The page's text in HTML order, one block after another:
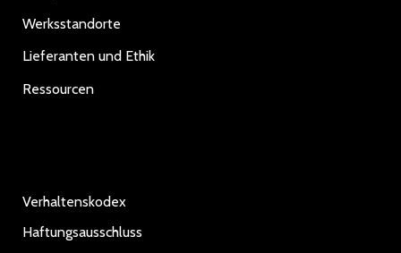
Werksstandorte
Lieferanten und Ethik
Ressourcen
Verhaltenskodex
Haftungsausschluss